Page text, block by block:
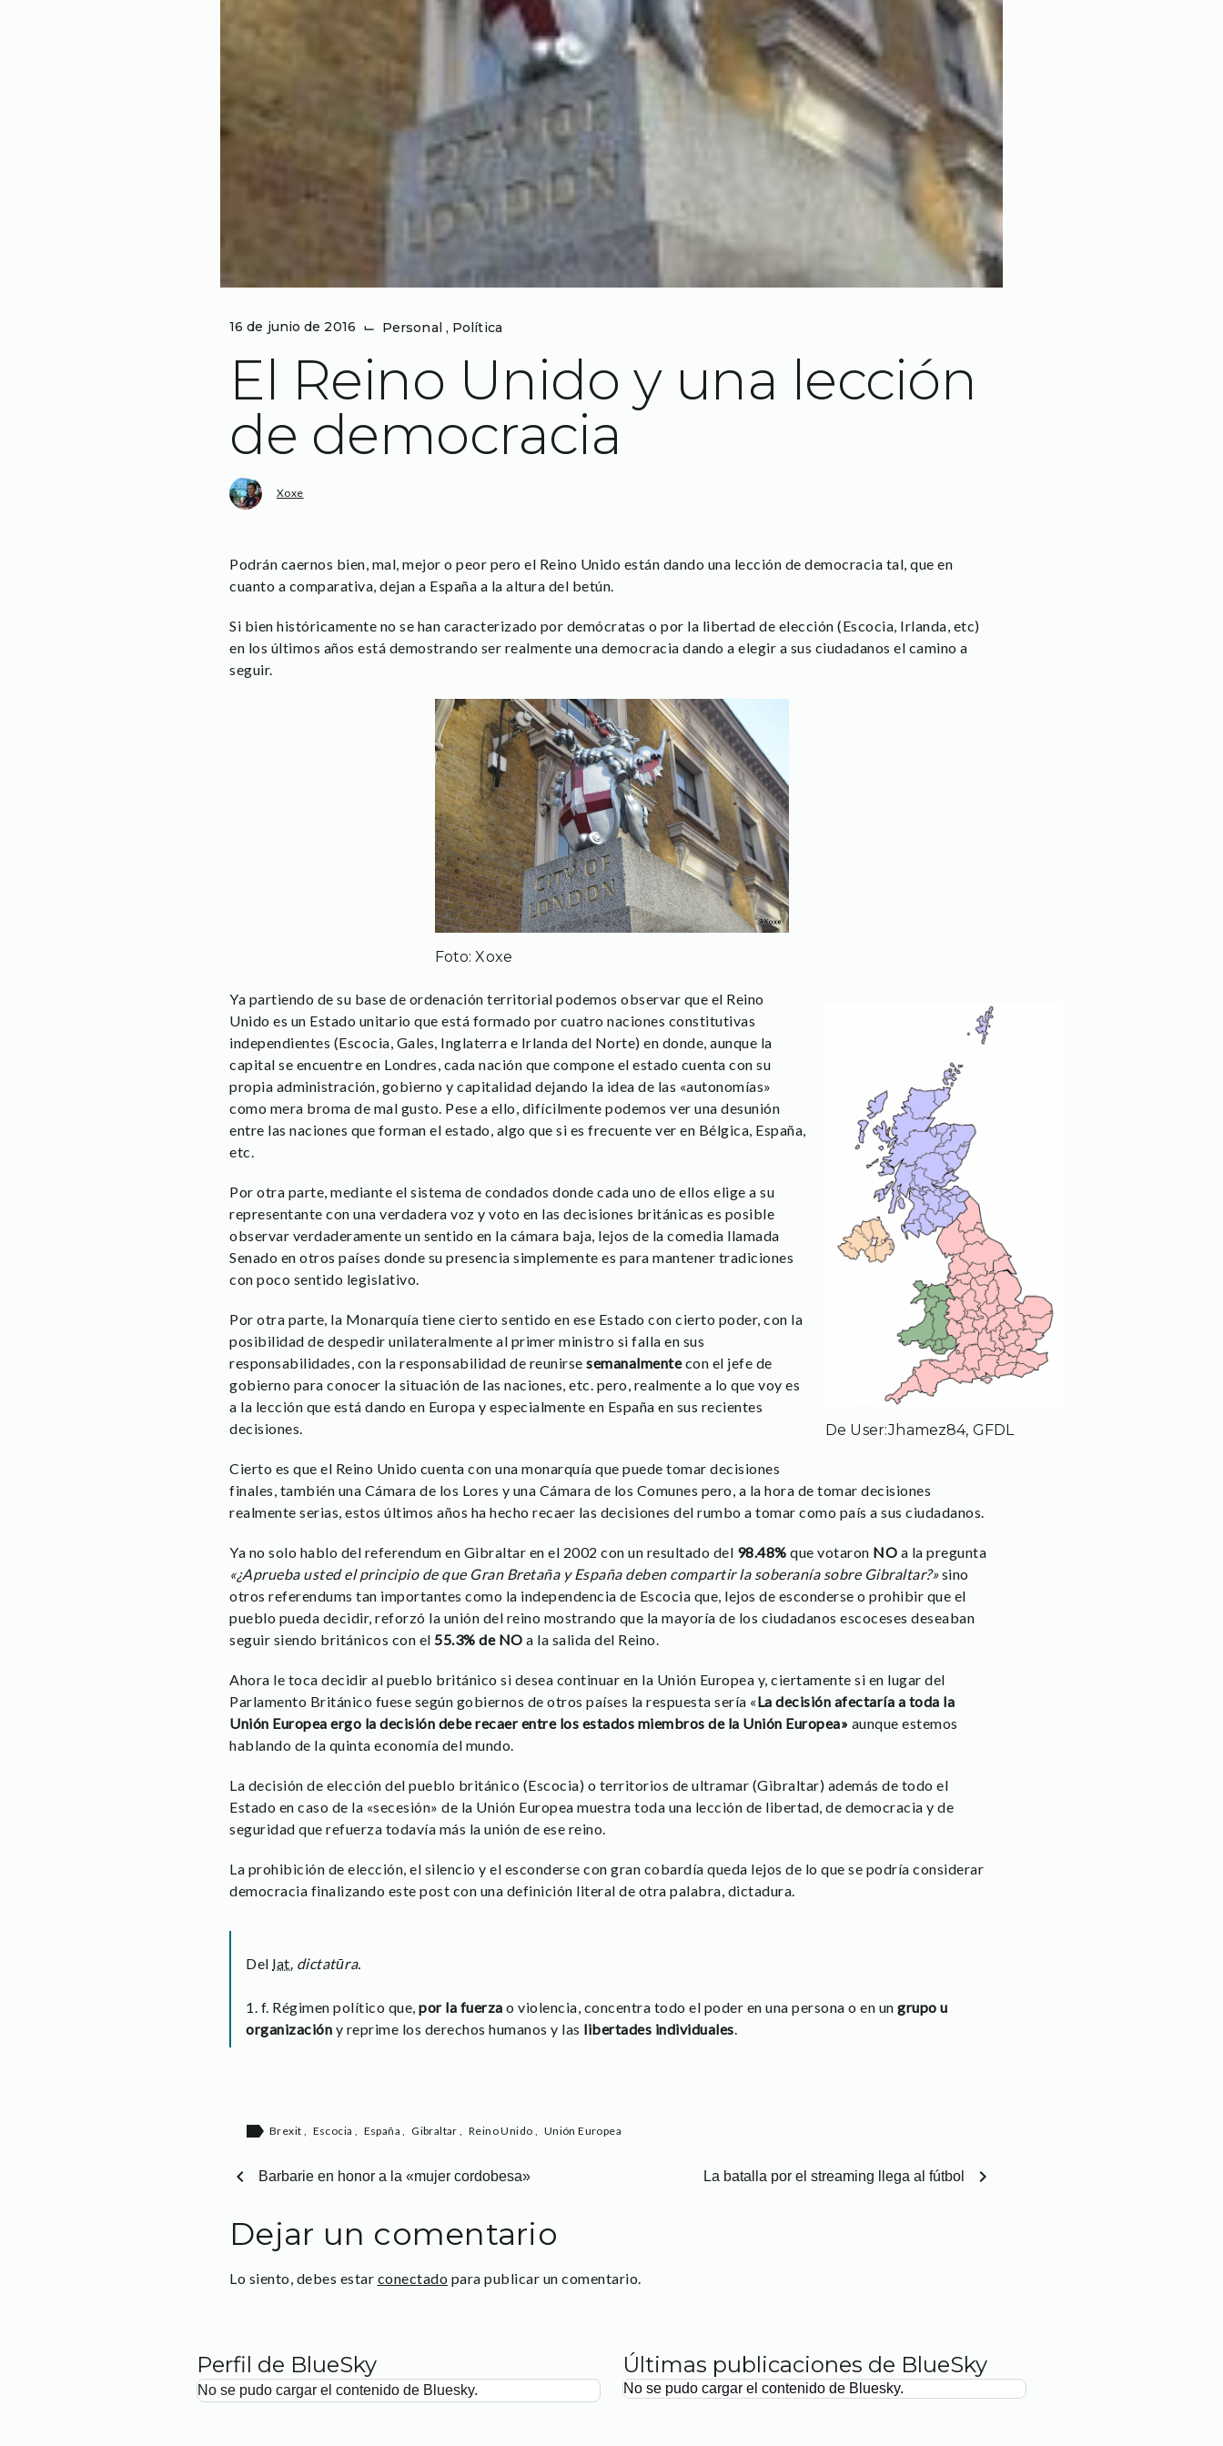
16 de junio de 2016 ⌙ Personal , Política
El Reino Unido y una lección
de democracia
Xoxe
Podrán caernos bien, mal, mejor o peor pero el Reino Unido están dando una lección de democracia tal, que en
cuanto a comparativa, dejan a España a la altura del betún.
Si bien históricamente no se han caracterizado por demócratas o por la libertad de elección (Escocia, Irlanda, etc)
en los últimos años está demostrando ser realmente una democracia dando a elegir a sus ciudadanos el camino a
seguir.
Foto: Xoxe
De User:Jhamez84, GFDL
Ya partiendo de su base de ordenación territorial podemos observar que el Reino
Unido es un Estado unitario que está formado por cuatro naciones constitutivas
independientes (Escocia, Gales, Inglaterra e Irlanda del Norte) en donde, aunque la
capital se encuentre en Londres, cada nación que compone el estado cuenta con su
propia administración, gobierno y capitalidad dejando la idea de las «autonomías»
como mera broma de mal gusto. Pese a ello, difícilmente podemos ver una desunión
entre las naciones que forman el estado, algo que si es frecuente ver en Bélgica, España,
etc.
Por otra parte, mediante el sistema de condados donde cada uno de ellos elige a su
representante con una verdadera voz y voto en las decisiones británicas es posible
observar verdaderamente un sentido en la cámara baja, lejos de la comedia llamada
Senado en otros países donde su presencia simplemente es para mantener tradiciones
con poco sentido legislativo.
Por otra parte, la Monarquía tiene cierto sentido en ese Estado con cierto poder, con la
posibilidad de despedir unilateralmente al primer ministro si falla en sus
responsabilidades, con la responsabilidad de reunirse semanalmentecon el jefe de
gobierno para conocer la situación de las naciones, etc. pero, realmente a lo que voy es
a la lección que está dando en Europa y especialmente en España en sus recientes
decisiones.
Cierto es que el Reino Unido cuenta con una monarquía que puede tomar decisiones
finales, también una Cámara de los Lores y una Cámara de los Comunes pero, a la hora de tomar decisiones
realmente serias, estos últimos años ha hecho recaer las decisiones del rumbo a tomar como país a sus ciudadanos.
Ya no solo hablo del referendum en Gibraltar en el 2002 con un resultado del 98.48% que votaron NO a la pregunta
«¿Aprueba usted el principio de que Gran Bretaña y España deben compartir la soberanía sobre Gibraltar?»sino
otros referendums tan importantes como la independencia de Escocia que, lejos de esconderse o prohibir que el
pueblo pueda decidir, reforzó la unión del reino mostrando que la mayoría de los ciudadanos escoceses deseaban
seguir siendo británicos con el 55.3% de NO a la salida del Reino.
Ahora le toca decidir al pueblo británico si desea continuar en la Unión Europea y, ciertamente si en lugar del
Parlamento Británico fuese según gobiernos de otros países la respuesta sería «La decisión afectaría a toda la
Unión Europea ergo la decisión debe recaer entre los estados miembros de la Unión Europea» aunque estemos
hablando de la quinta economía del mundo.
La decisión de elección del pueblo británico (Escocia) o territorios de ultramar (Gibraltar) además de todo el
Estado en caso de la «secesión» de la Unión Europea muestra toda una lección de libertad, de democracia y de
seguridad que refuerza todavía más la unión de ese reino.
La prohibición de elección, el silencio y el esconderse con gran cobardía queda lejos de lo que se podría considerar
democracia finalizando este post con una definición literal de otra palabra, dictadura.
Del lat. dictatūra.
1. f. Régimen político que, por la fuerza o violencia, concentra todo el poder en una persona o en un grupo u
organización y reprime los derechos humanos y las libertades individuales.
label Brexit , Escocia , España, Gibraltar, Reino Unido , Unión Europea
chevron_left Barbarie en honor a la «mujer cordobesa» La batalla por el streaming llega al fútbol chevron_right
Dejar un comentario
Lo siento, debes estar conectado para publicar un comentario.
Perfil de BlueSky
No se pudo cargar el contenido de Bluesky.
Últimas publicaciones de BlueSky
No se pudo cargar el contenido de Bluesky.